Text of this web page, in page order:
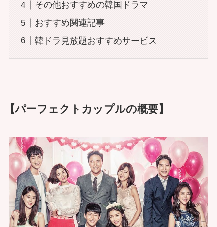
その他おすすめの韓国ドラマ
おすすめ関連記事
韓ドラ見放題おすすめサービス
【パーフェクトカップルの概要】